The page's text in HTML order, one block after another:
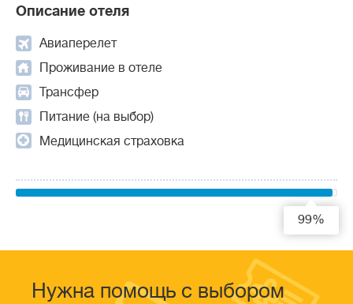
Описание отеля
Авиаперелет
Проживание в отеле
Трансфер
Питание (на выбор)
Медицинская страховка
99%
Нужна помощь с выбором